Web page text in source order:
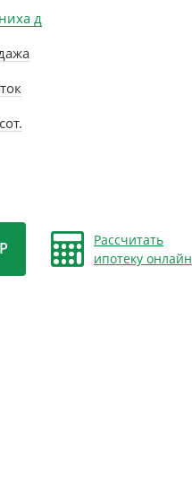
д
Рассчитать
ипотеку онлайн